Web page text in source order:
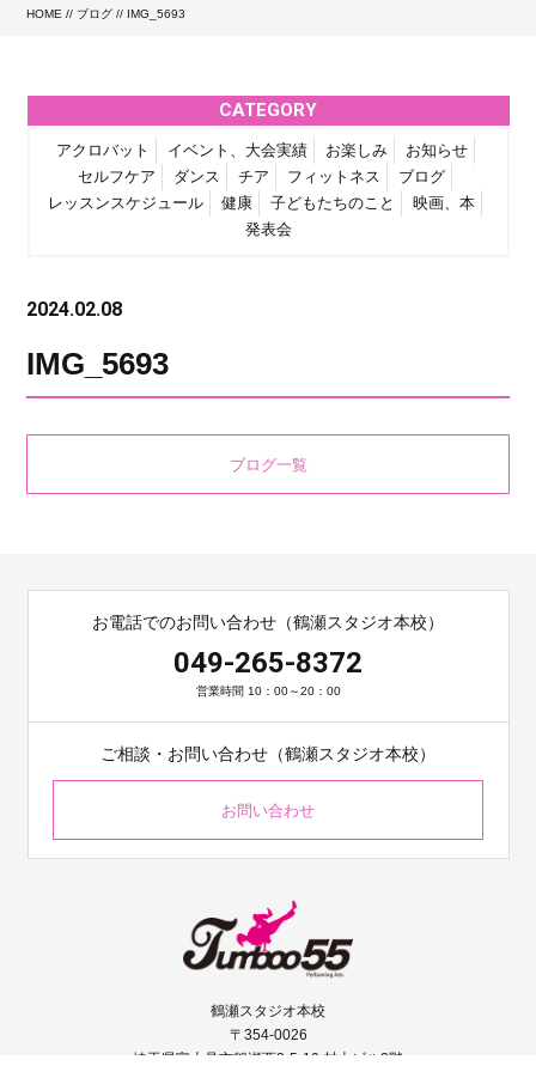
HOME // ブログ // IMG_5693
CATEGORY
アクロバット イベント、大会実績 お楽しみ
お知らせ
セルフケア
ダンス チア フィットネス
ブログ
レッスンスケジュール
健康 子どもたちのこと
映画、本
発表会
2024.02.08
IMG_5693
ブログ一覧
お電話でのお問い合わせ（鶴瀬スタジオ本校）
049-265-8372
営業時間 10：00～20：00
ご相談・お問い合わせ（鶴瀬スタジオ本校）
お問い合わせ
鶴瀬スタジオ本校
〒354-0026
埼玉県富士見市鶴瀬西2-5-10 村上ビル2階